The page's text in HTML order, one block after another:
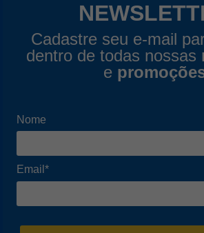
Cadastre seu e-mail
dentro de todas nossas
e
Nome
Email*